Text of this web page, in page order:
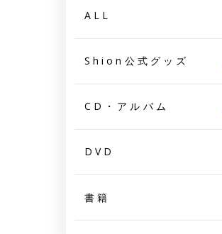
ALL
Shion公式グッズ
CD・アルバム
DVD
書籍